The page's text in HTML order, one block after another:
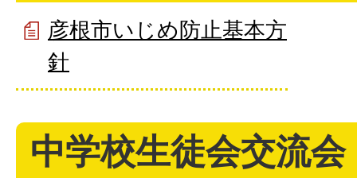
彦根市いじめ防止基本方
針
中学校生徒会交流会